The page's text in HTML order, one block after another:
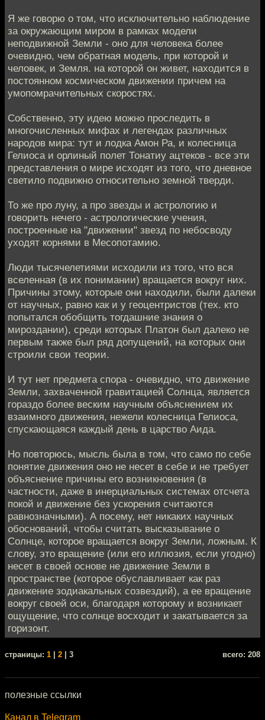
Я же говорю о том, что исключительно наблюдение
за окружающим миром в рамках модели
неподвижной Земли - оно для человека более
очевидно, чем обратная модель, при которой и
человек, и Земля. на которой он живет, находится в
постоянном космическом движении причем на
умопомрачительных скоростях.
Собственно, эту идею можно проследить в
многочисленных мифах и легендах различных
народов мира: тут и лодка Амон Ра, и колесница
Гелиоса и орлиный полет Тонатиу ацтеков - все эти
представления о мире исходят из того, что дневное
светило подвижно относительно земной тверди.
То же про луну, а про звезды и астрологию и
говорить нечего - астрологические учения,
построенные на "движении" звезд по небосводу
уходят корнями в Месопотамию.
Люди тысячелетиями исходили из того, что вся
вселенная (в их понимании) вращается вокруг них.
Причины этому, которые они находили, были далеки
от научных, равно как и у геоцентристов (тех. кто
попытался обобщить тогдашние знания о
мироздании), среди которых Платон был далеко не
первым также был ряд допущений, на которых они
строили свои теории.
И тут нет предмета спора - очевидно, что движение
Земли, захваченной гравитацией Солнца, является
гораздо более веским научным объяснением их
взаимного движения, нежели колесница Гелиоса,
спускающаяся каждый день в царство Аида.
Но повторюсь, мысль была в том, что само по себе
понятие движения оно не несет в себе и не требует
объяснение причины его возникновения (в
частности, даже в инерциальных системах отсчета
покой и движение без ускорения считаются
равнозначными). А посему, нет никаких научных
обоснований, чтобы считать высказывание о
Солнце, которое вращается вокруг Земли, ложным. К
слову, это вращение (или его иллюзия, если угодно)
несет в своей основе не движение Земли в
пространстве (которое обуславливает как раз
движение зодиакальных созвездий), а ее вращение
вокруг своей оси, благодаря которому и возникает
ощущение, что солнце восходит и закатывается за
горизонт.
cтраницы: 1 2 | 3 всего: 208
полезные ссылки
Канал в Telegram